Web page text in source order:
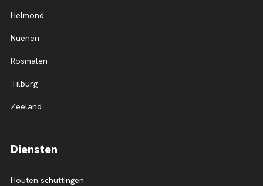
Helmond
Nuenen
Rosmalen
Tilburg
Zeeland
Diensten
Houten schuttingen